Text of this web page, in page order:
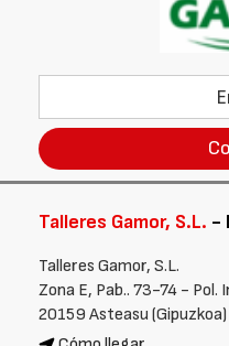
Talleres Gamor, S.L. -
Talleres Gamor, S.L.
Zona E, Pab.. 73-74 - Pol.
20159 Asteasu (Gipuzkoa)